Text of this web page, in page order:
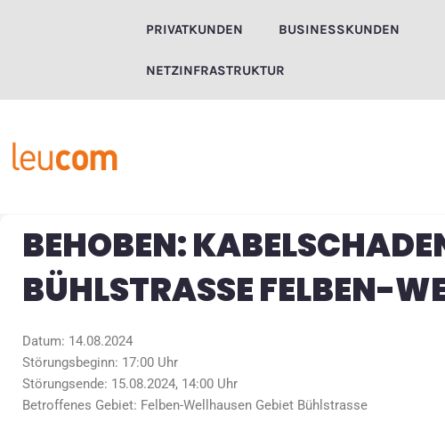
PRIVATKUNDEN BUSINESSKUNDEN
NETZINFRASTRUKTUR
BEHOBEN:
BÜHLSTRASSE FELBEN-
Datum: 14.08.2024
Störungsbeginn: 17:00 Uhr
Störungsende: 15.08.2024, 14:00 Uhr
Betroffenes Gebiet: Felben-Wellhausen Gebiet Bühlstrasse